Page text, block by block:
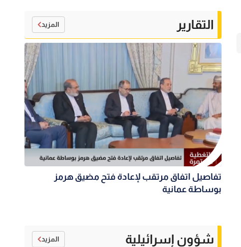
التقارير المزيد
تفاصيل اتفاق مرتقب لإعادة فتح مضيق هرمز
بوساطة عمانية
شؤون إسرائيلية المزيد